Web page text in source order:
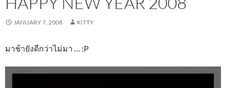
JANUARY 7, 2008 KITTY
มาช้ายังดีกว่าไม่มา … :P